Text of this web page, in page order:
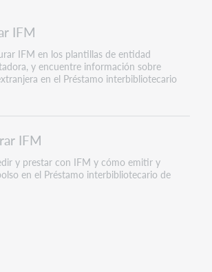
IFM
IFM en los plantillas de entidad
y encuentre información sobre
en el Préstamo interbibliotecario
IFM
y prestar con IFM y cómo emitir y
en el Préstamo interbibliotecario de